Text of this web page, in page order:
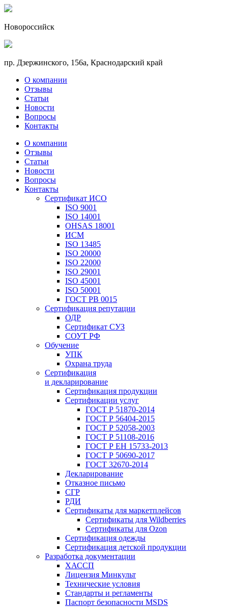
Новороссийск
пр. Дзержинского, 156a, Краснодарский край
О компании
Отзывы
Статьи
Новости
Вопросы
Контакты
О компании
Отзывы
Статьи
Новости
Вопросы
Контакты
Сертификат ИСО
ISO 9001
ISO 14001
OHSAS 18001
ИСМ
ISO 13485
ISO 20000
ISO 22000
ISO 29001
ISO 45001
ISO 50001
ГОСТ РВ 0015
Сертификация репутации
ОДР
Сертификат СУЗ
СОУТ РФ
Обучение
УПК
Охрана труда
Сертификация
и декларирование
Сертификация продукции
Сертификации услуг
ГОСТ Р 51870-2014
ГОСТ Р 56404-2015
ГОСТ Р 52058-2003
ГОСТ Р 51108-2016
ГОСТ Р ЕН 15733-2013
ГОСТ Р 50690-2017
ГОСТ 32670-2014
Декларирование
Отказное письмо
СГР
РДИ
Сертификаты для маркетплейсов
Сертификаты для Wildberries
Сертификаты для Ozon
Сертификация одежды
Сертификация детской продукции
Разработка документации
ХАССП
Лицензия Минкульт
Технические условия
Стандарты и регламенты
Паспорт безопасности MSDS